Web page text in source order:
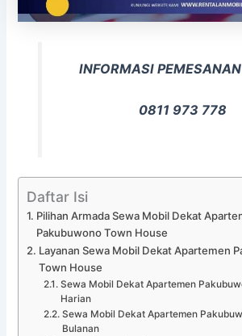
INFORMASI
0811 973 778
Daftar Isi
Pilihan Armada Sewa Mobil Dekat
Pakubuwono Town House
Layanan Sewa Mobil Dekat Apartemen
Town House
Sewa Mobil Dekat Apartemen
Harian
Sewa Mobil Dekat Apartemen
Bulanan